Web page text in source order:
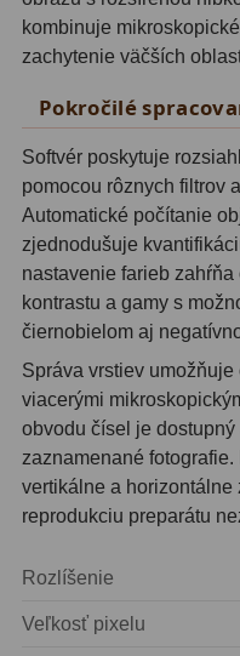
Planetárne kamery 19
Deep-Sky kamery 28
Guiding kamery14
T-krúžky16
Adaptéry projekční11
Adaptéry T239
Adaptéry M48 33
Filtry L-RGB7
Filtry Pass 6
Filtry Block10
Filtry Clip5
Filtry CCD Hα, OIII
Filtrové kolesá a rámy
kombinuje
zachytenie väčších
Pokročilé
Softvér poskytuje
pomocou rôznych filtrov
Automatické počítanie
zjednodušuje
nastavenie farieb
kontrastu a gamy s
čiernobielom aj
Správa vrstiev
viacerými
obvodu čísel je
zaznamenané
vertikálne a horizontálne
reprodukciu preparátu
Rozlíšenie
Veľkosť pixelu